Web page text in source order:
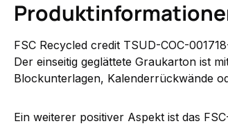
FSC Recycled credit TSUD-COC-
Der einseitig geglättete Graukarton ist
Blockunterlagen, Kalenderrückwände
Ein weiterer positiver Aspekt ist das